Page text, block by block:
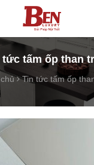
tức tấm ốp than
Tin tức tấm ốp